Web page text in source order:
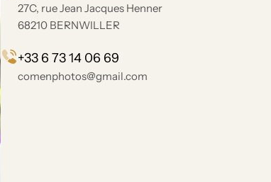
27C, rue Jean Jacques Henner
68210 BERNWILLER
+33 6 73 14 06 69
comenphotos@gmail.com